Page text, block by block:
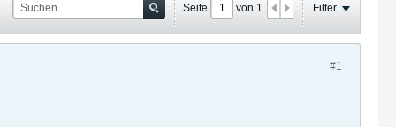
Seite von 1 Filter
#1